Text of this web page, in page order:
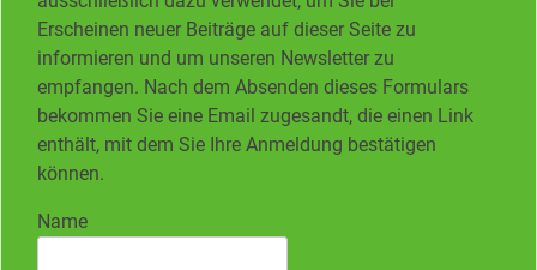
Erscheinen neuer Beiträge auf dieser Seite zu
informieren und um unseren Newsletter zu
empfangen. Nach dem Absenden dieses Formulars
bekommen Sie eine Email zugesandt, die einen Link
enthält, mit dem Sie Ihre Anmeldung bestätigen
können.
Name